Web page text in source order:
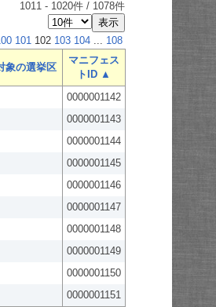
1011 - 1020件 / 1078件
101 102 103 104 ... 108
象の選挙区
マニフェス
トID ▲
0000001142
0000001143
0000001144
0000001145
0000001146
0000001147
0000001148
0000001149
0000001150
0000001151